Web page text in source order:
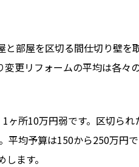
部屋を区切る間仕切り壁を
更リフォームの平均は各々
ヶ所10万円弱です。区切られ
平均予算は150から250万円
ます。